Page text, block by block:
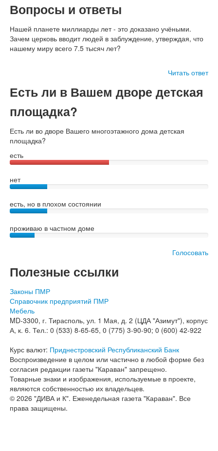
Вопросы и ответы
Нашей планете миллиарды лет - это доказано учёными.
Зачем церковь вводит людей в заблуждение, утверждая, что
нашему миру всего 7.5 тысяч лет?
Читать ответ
Есть ли в Вашем дворе детская
площадка?
Есть ли во дворе Вашего многоэтажного дома детская
площадка?
есть
нет
есть, но в плохом состоянии
проживаю в частном доме
Голосовать
Полезные ссылки
Законы ПМР
Справочник предприятий ПМР
Мебель
MD-3300, г. Тирасполь, ул. 1 Мая, д. 2 (ЦДА "Азимут"), корпус
А, к. 6. Тел.: 0 (533) 8-65-65, 0 (775) 3-90-90; 0 (600) 42-922
Курс валют: Приднестровский Республиканский Банк
Воспроизведение в целом или частично в любой форме без
согласия редакции газеты "Караван" запрещено.
Товарные знаки и изображения, используемые в проекте,
являются собственностью их владельцев.
© 2026 "ДИВА и К". Еженедельная газета "Караван". Все
права защищены.